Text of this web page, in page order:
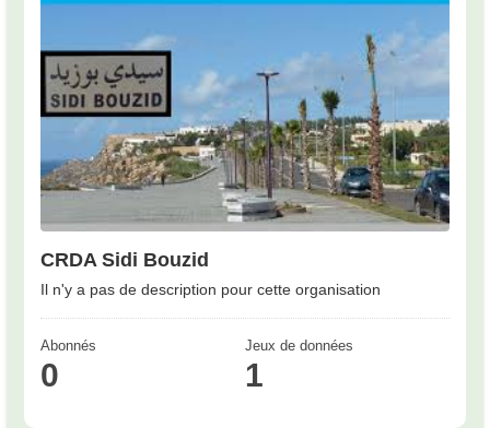
CRDA Sidi Bouzid
Il n'y a pas de description pour cette organisation
Abonnés
0
Jeux de données
1